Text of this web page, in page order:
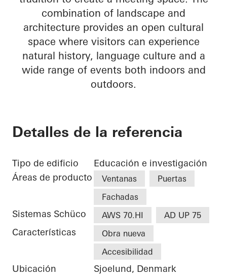
combination of landscape and
architecture provides an open cultural
space where visitors can experience
natural history, language culture and a
wide range of events both indoors and
outdoors.
Detalles de la referencia
Tipo de edificio
Educación e investigación
Áreas de producto
Ventanas
Puertas
Fachadas
Sistemas Schüco AWS 70.HI AD UP 75
Características
Obra nueva
Accesibilidad
Ubicación
Sjoelund, Denmark